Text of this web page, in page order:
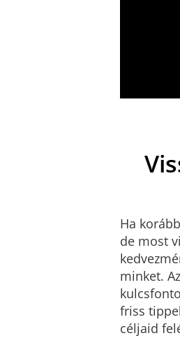
Ha
de most
minket.
friss
céljaid